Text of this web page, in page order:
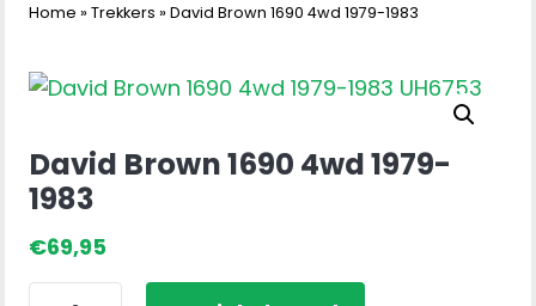
Home » Trekkers » David Brown 1690 4wd 1979-1983
David Brown 1690 4wd 1979-
1983
€69,95
David